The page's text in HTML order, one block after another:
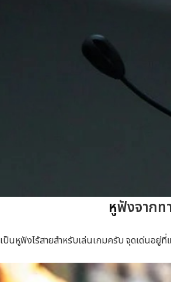
หูฟังจากท
เป็นหูฟังไร้สายสำหรับเล่นเกมครับ จุดเด่นอยู่ที่